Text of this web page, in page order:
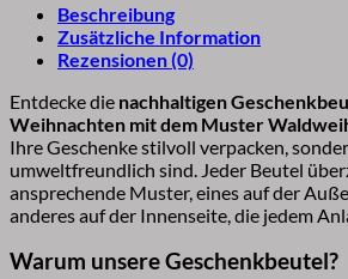
Beschreibung
Zusätzliche Information
Rezensionen (0)
Entdecke die nachhaltigen
Weihnachten mit dem Muster
Ihre Geschenke stilvoll verpacken,
umweltfreundlich sind. Jeder Beutel
ansprechende Muster, eines auf der
anderes auf der Innenseite, die jedem
Warum unsere Geschenkbeutel?